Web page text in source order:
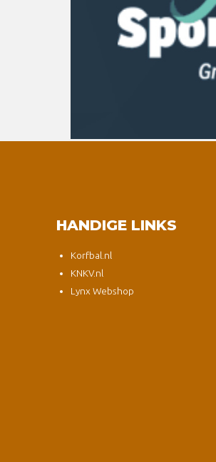
HANDIGE LINKS
Korfbal.nl
KNKV.nl
Lynx Webshop